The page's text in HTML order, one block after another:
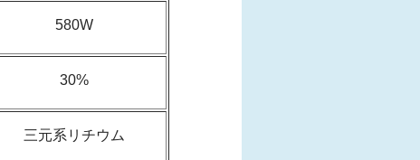
580W
30%
三元系リチウム